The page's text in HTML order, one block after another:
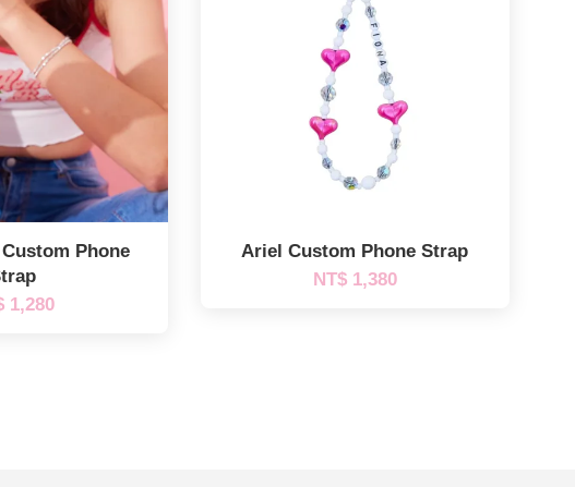
Phone
1,280
Ariel Custom Phone Strap
NT$ 1,380